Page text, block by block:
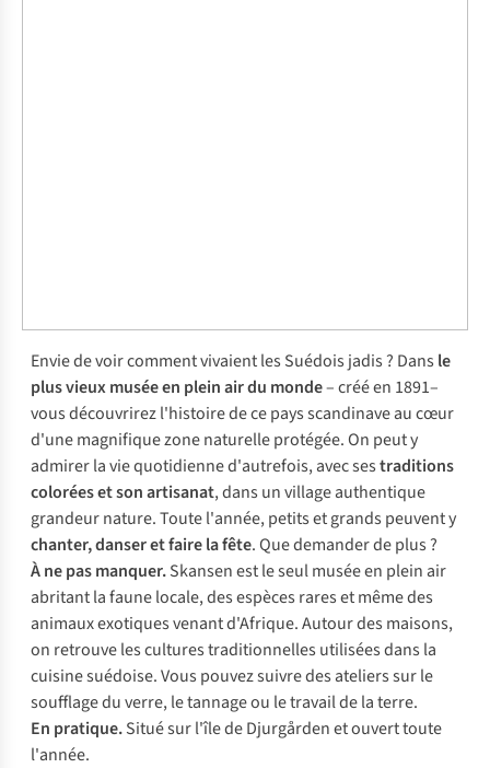
Envie de voir comment vivaient les Suédois jadis ? Dans le
plus vieux musée en plein air du monde– créé en 1891–
vous découvrirez l'histoire de ce pays scandinave au cœur
d'une magnifique zone naturelle protégée. On peut y
admirer la vie quotidienne d'autrefois, avec sestraditions
colorées et son artisanat, dans un village authentique
grandeur nature. Toute l'année, petits et grands peuvent y
chanter, danser et faire la fête. Que demander de plus ?
À ne pas manquer.Skansen est le seul musée en plein air
abritant la faune locale, des espèces rares et même des
animaux exotiques venant d'Afrique. Autour des maisons,
on retrouve les cultures traditionnelles utilisées dans la
cuisine suédoise. Vous pouvez suivre des ateliers sur le
soufflage du verre, le tannage ou le travail de la terre.
En pratique.Situé sur l'île de Djurgården et ouvert toute
l'année.